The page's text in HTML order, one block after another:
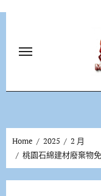
Home 2025
2 月
桃園石綿建材廢棄物